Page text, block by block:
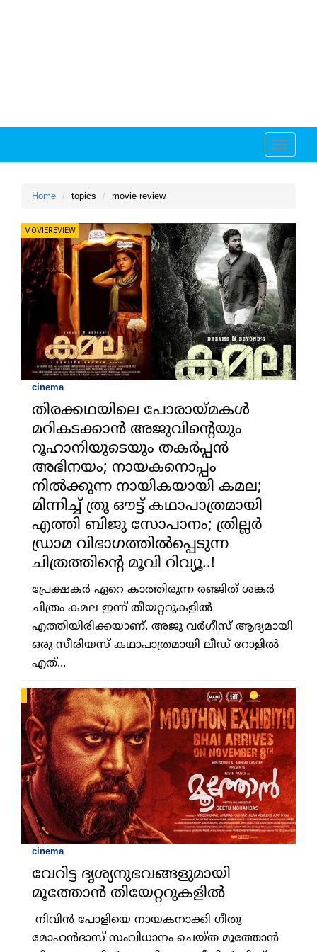
Toggle
Home topics movie review
MOVIEREVIEW
cinema
തിരക്കഥയിലെ പോരായ്മകള്‍
മറികടക്കാന്‍ അജുവിന്റെയും
റൂഹാനിയുടെയും തകര്‍പ്പന്‍
അഭിനയം; നായകനൊപ്പം
നില്‍ക്കുന്ന നായികയായി കമല;
മിന്നിച്ച് ത്രൂ ഔട്ട് കഥാപാത്രമായി
എത്തി ബിജു സോപാനം; ത്രില്ലര്‍
ഡ്രാമ വിഭാഗത്തില്‍പ്പെടുന്ന
ചിത്രത്തിന്റെ മൂവി റിവ്യൂ..!
പ്രേക്ഷകര്‍ ഏറെ കാത്തിരുന്ന രഞ്ജിത് ശങ്കര്‍
ചിത്രം കമല ഇന്ന് തീയറ്ററുകളില്‍
എത്തിയിരിക്കയാണ്. അജു വര്‍ഗീസ് ആദ്യമായി
ഒരു സീരിയസ് കഥാപാത്രമായി ലീഡ് റോളില്‍
എത്...
cinema
വേറിട്ട ദൃശ്യനുഭവങ്ങളുമായി
മൂത്തോന്‍ തിയേറ്ററുകളില്‍
നിവിന്‍ പോളിയെ നായകനാക്കി ഗീതു
മോഹന്‍ദാസ് സംവിധാനം ചെയ്ത മൂത്തോന്‍